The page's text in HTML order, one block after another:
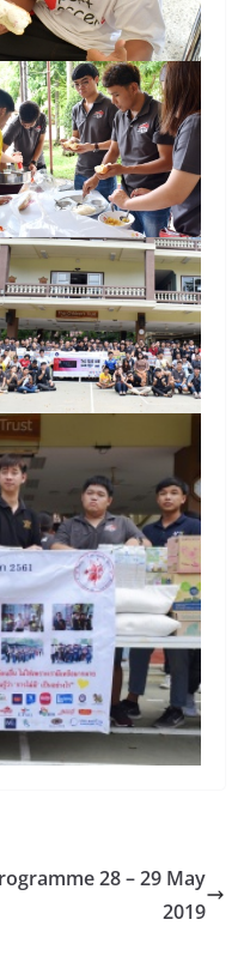
28 – 29 May
2019